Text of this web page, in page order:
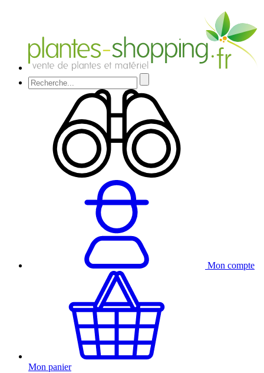
Mon compte
Mon panier